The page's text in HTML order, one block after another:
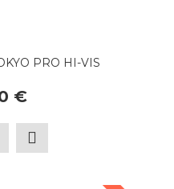
PRO HI-VIS
€